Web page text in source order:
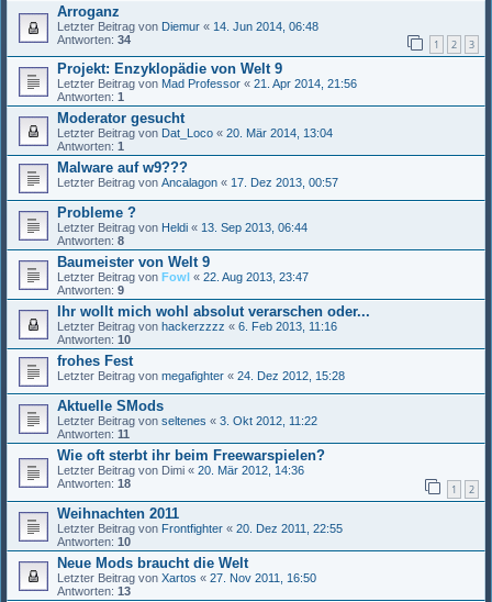
Arroganz
Letzter Beitrag von Diemur « 14. Jun 2014, 06:48
Antworten: 34 1 2 3
Projekt: Enzyklopädie von Welt 9
Letzter Beitrag von Mad Professor « 21. Apr 2014, 21:56
Antworten: 1
Moderator gesucht
Letzter Beitrag von Dat_Loco « 20. Mär 2014, 13:04
Antworten: 1
Malware auf w9???
Letzter Beitrag von Ancalagon « 17. Dez 2013, 00:57
Probleme ?
Letzter Beitrag von Heldi « 13. Sep 2013, 06:44
Antworten: 8
Baumeister von Welt 9
Letzter Beitrag von Fowl « 22. Aug 2013, 23:47
Antworten: 9
Ihr wollt mich wohl absolut verarschen oder...
Letzter Beitrag von hackerzzzz « 6. Feb 2013, 11:16
Antworten: 10
frohes Fest
Letzter Beitrag von megafighter « 24. Dez 2012, 15:28
Aktuelle SMods
Letzter Beitrag von seltenes « 3. Okt 2012, 11:22
Antworten: 11
Wie oft sterbt ihr beim Freewarspielen?
Letzter Beitrag von Dimi « 20. Mär 2012, 14:36
Antworten: 18 1 2
Weihnachten 2011
Letzter Beitrag von Frontfighter « 20. Dez 2011, 22:55
Antworten: 10
Neue Mods braucht die Welt
Letzter Beitrag von Xartos « 27. Nov 2011, 16:50
Antworten: 13